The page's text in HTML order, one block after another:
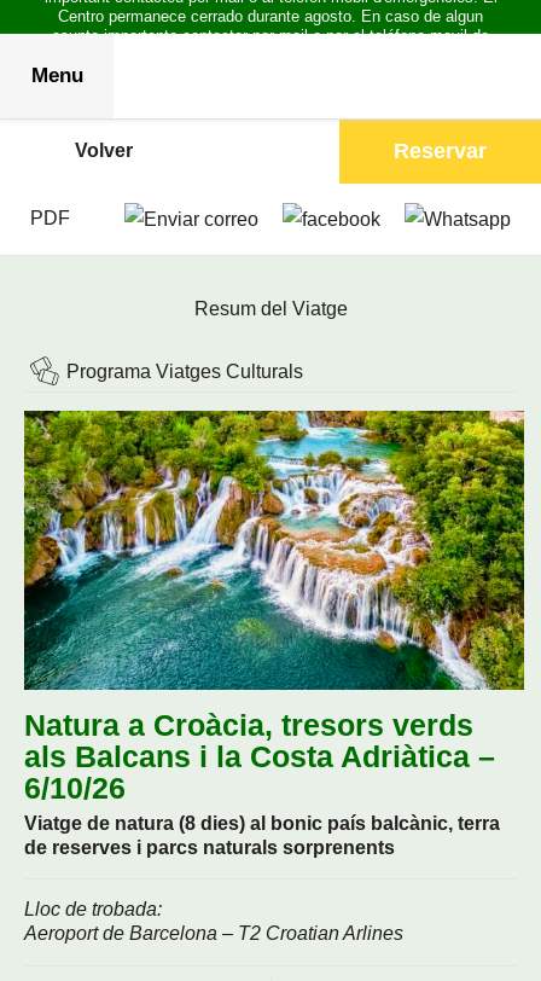
Centro permanece cerrado durante agosto. En caso de algun
asunto importante contactar por mail o por el teléfono movil de
Menu
Volver Reservar
PDF
Resum del Viatge
Programa Viatges Culturals
Natura a Croàcia, tresors verds
als Balcans i la Costa Adriàtica –
6/10/26
Viatge de natura (8 dies) al bonic país balcànic, terra
de reserves i parcs naturals sorprenents
Lloc de trobada:
Aeroport de Barcelona – T2 Croatian Arlines